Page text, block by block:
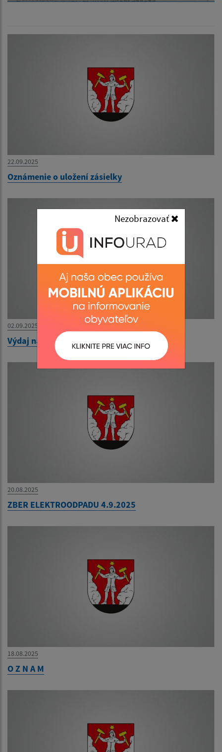
Nezobrazovať
22.09.2025
Oznámenie o uložení zásielky
02.09.2025
Výdaj naturálií AGROSPOL HONCE 2025
20.08.2025
ZBER ELEKTROODPADU 4.9.2025
18.08.2025
O Z N A M